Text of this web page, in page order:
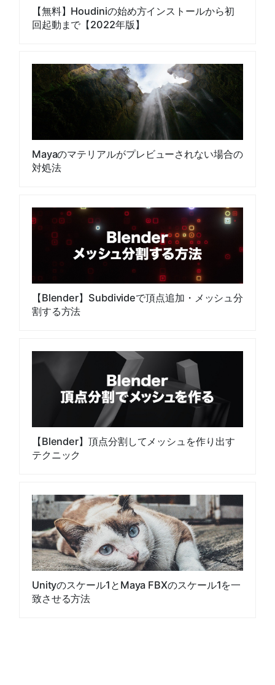
【無料】Houdiniの始め方インストールから初
回起動まで【2022年版】
Mayaのマテリアルがプレビューされない場合の
対処法
【Blender】Subdivideで頂点追加・メッシュ分
割する方法
【Blender】頂点分割してメッシュを作り出す
テクニック
Unityのスケール1とMaya FBXのスケール1を一
致させる方法